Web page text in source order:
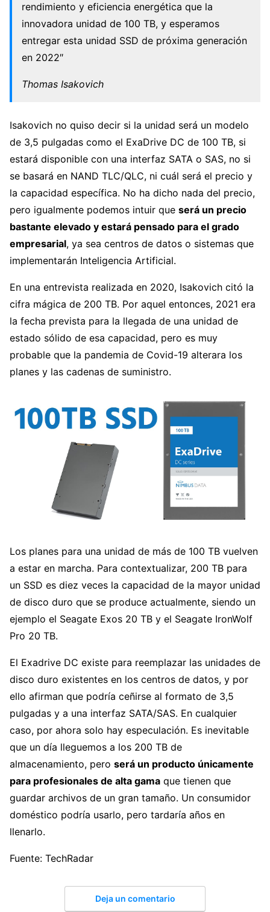
rendimiento y eficiencia energética que la
innovadora unidad de 100 TB, y esperamos
entregar esta unidad SSD de próxima generación
en 2022″
Thomas Isakovich
Isakovich no quiso decir si la unidad será un modelo
de 3,5 pulgadas como el ExaDrive DC de 100 TB, si
estará disponible con una interfaz SATA o SAS, no si
se basará en NAND TLC/QLC, ni cuál será el precio y
la capacidad específica. No ha dicho nada del precio,
pero igualmente podemos intuir que será un precio
bastante elevado y estará pensado para el grado
empresarial, ya sea centros de datos o sistemas que
implementarán Inteligencia Artificial.
En una entrevista realizada en 2020, Isakovich citó la
cifra mágica de 200 TB. Por aquel entonces, 2021 era
la fecha prevista para la llegada de una unidad de
estado sólido de esa capacidad, pero es muy
probable que la pandemia de Covid-19 alterara los
planes y las cadenas de suministro.
Los planes para una unidad de más de 100 TB vuelven
a estar en marcha. Para contextualizar, 200 TB para
un SSD es diez veces la capacidad de la mayor unidad
de disco duro que se produce actualmente, siendo un
ejemplo el Seagate Exos 20 TB y el Seagate IronWolf
Pro 20 TB.
El Exadrive DC existe para reemplazar las unidades de
disco duro existentes en los centros de datos, y por
ello afirman que podría ceñirse al formato de 3,5
pulgadas y a una interfaz SATA/SAS. En cualquier
caso, por ahora solo hay especulación. Es inevitable
que un día lleguemos a los 200 TB de
almacenamiento, pero será un producto únicamente
para profesionales de alta gama que tienen que
guardar archivos de un gran tamaño. Un consumidor
doméstico podría usarlo, pero tardaría años en
llenarlo.
Fuente: TechRadar
Deja un comentario